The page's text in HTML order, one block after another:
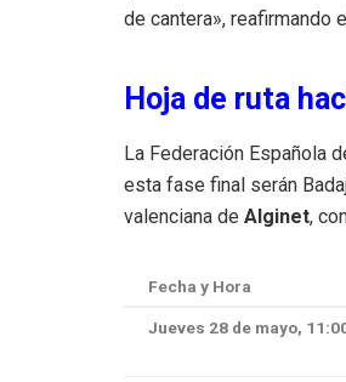
de cantera», reafirmando
Hoja de ruta
La Federación Española
esta fase final serán
valenciana de Alginet,
Fecha y Hora
Jueves 28 de mayo,